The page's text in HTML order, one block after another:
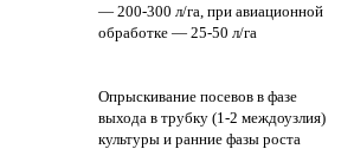
— 200-300 л/га, при авиационной
обработке — 25-50 л/га
Опрыскивание посевов в фазе
выхода в трубку (1-2 междоузлия)
культуры и ранние фазы роста